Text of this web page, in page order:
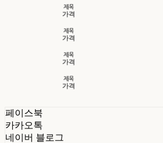
제목
가격
제목
가격
제목
가격
제목
가격
페이스북
카카오톡
네이버 블로그